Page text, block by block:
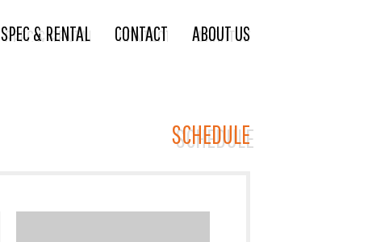
SPEC & RENTAL CONTACT ABOUT US
SCHEDULE